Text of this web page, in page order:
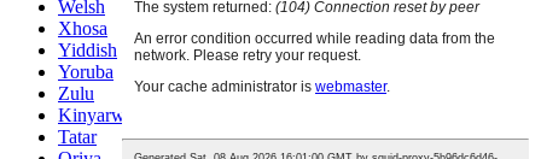
Welsh
Xhosa
Yiddish
Yoruba
Zulu
Kinyarwanda
Tatar